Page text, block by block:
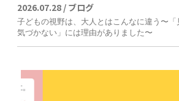
2026.07.28 / ブログ
子どもの視野は、大人とはこんなに違う〜「
気づかない」には理由がありました〜